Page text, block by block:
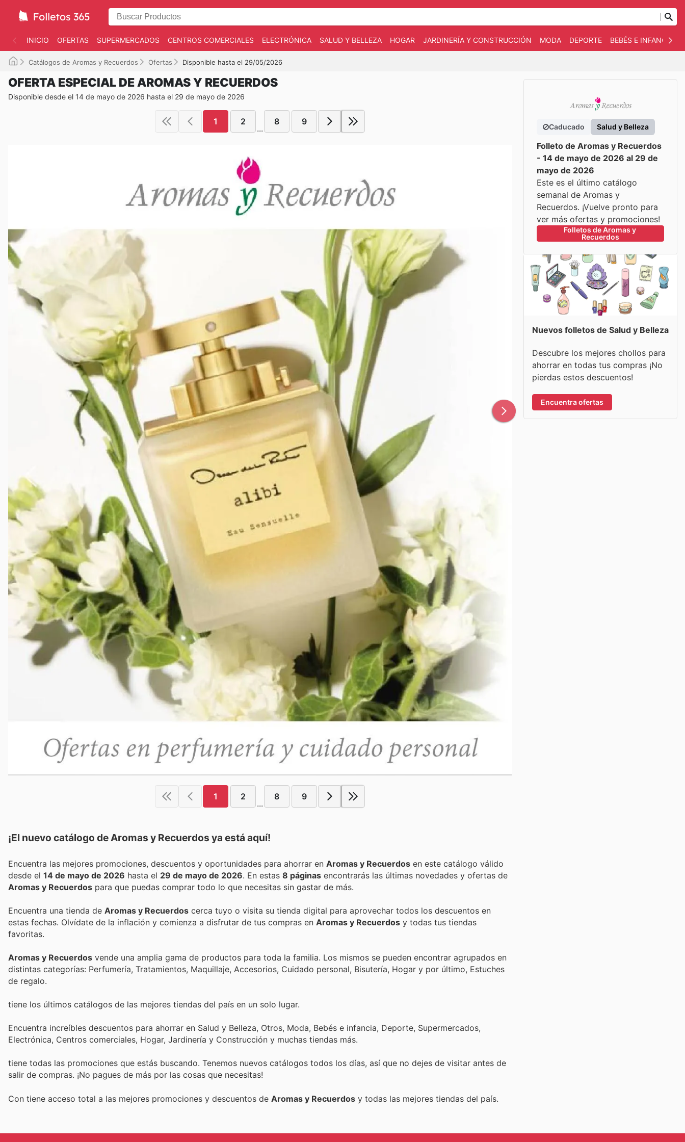
INICIO OFERTAS SUPERMERCADOS CENTROS COMERCIALES ELECTRÓNICA SALUD Y BELLEZA HOGAR JARDINERÍA Y CONSTRUCCIÓN MODA DEPORTE BEBÉS E INFANCIA
Catálogos de Aromas y Recuerdos Ofertas Disponible hasta el 29/05/2026
OFERTA ESPECIAL DE AROMAS Y RECUERDOS
Disponible desde el 14 de mayo de 2026 hasta el 29 de mayo de 2026
1 2
...
8 9
1 2
...
8 9
¡El nuevo catálogo de Aromas y Recuerdos ya está aquí!
Encuentra las mejores promociones, descuentos y oportunidades para ahorrar en Aromas y Recuerdos en este catálogo válido
desde el 14 de mayo de 2026 hasta el 29 de mayo de 2026 . En estas 8 páginas encontrarás las últimas novedades y ofertas de
Aromas y Recuerdos para que puedas comprar todo lo que necesitas sin gastar de más.
Encuentra una tienda de Aromas y Recuerdos cerca tuyo o visita su tienda digital para aprovechar todos los descuentos en
estas fechas. Olvídate de la inflación y comienza a disfrutar de tus compras en Aromas y Recuerdos y todas tus tiendas
favoritas.
Aromas y Recuerdos vende una amplia gama de productos para toda la familia. Los mismos se pueden encontrar agrupados en
distintas categorías: Perfumería, Tratamientos, Maquillaje, Accesorios, Cuidado personal, Bisutería, Hogar y por último, Estuches
de regalo.
tiene los últimos catálogos de las mejores tiendas del país en un solo lugar.
Encuentra increíbles descuentos para ahorrar en Salud y Belleza, Otros, Moda, Bebés e infancia, Deporte, Supermercados,
Electrónica, Centros comerciales, Hogar, Jardinería y Construcción y muchas tiendas más.
tiene todas las promociones que estás buscando. Tenemos nuevos catálogos todos los días, así que no dejes de visitar antes de
salir de compras. ¡No pagues de más por las cosas que necesitas!
Con tiene acceso total a las mejores promociones y descuentos de Aromas y Recuerdos y todas las mejores tiendas del país.
Caducado Salud y Belleza
Folleto de Aromas y Recuerdos
- 14 de mayo de 2026 al 29 de
mayo de 2026
Este es el último catálogo
semanal de Aromas y
Recuerdos. ¡Vuelve pronto para
ver más ofertas y promociones!
Folletos de Aromas y
Recuerdos
Nuevos folletos de Salud y Belleza
Descubre los mejores chollos para
ahorrar en todas tus compras ¡No
pierdas estos descuentos!
Encuentra ofertas